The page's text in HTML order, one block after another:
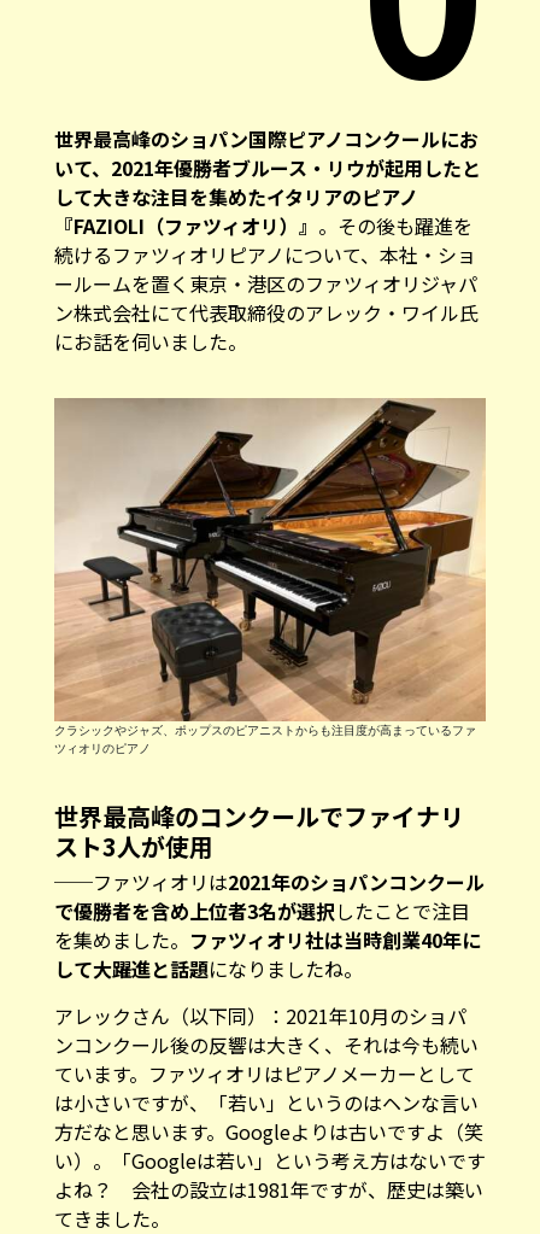
世界最高峰のショパン国際ピアノコンクールにお
いて、2021年優勝者ブルース・リウが起用したと
して大きな注目を集めたイタリアのピアノ
『FAZIOLI（ファツィオリ）』 。その後も躍進を
続けるファツィオリピアノについて、本社・ショ
ールームを置く東京・港区のファツィオリジャパ
ン株式会社にて代表取締役のアレック・ワイル氏
にお話を伺いました。
クラシックやジャズ、ポップスのピアニストからも注目度が高まっているファ
ツィオリのピアノ
世界最高峰のコンクールでファイナリ
スト3人が使用
──ファツィオリは2021年のショパンコンクール
で優勝者を含め上位者3名が選択したことで注目
を集めました。 ファツィオリ社は当時創業40年に
して大躍進と話題になりましたね。
アレックさん（以下同）：2021年10月のショパ
ンコンクール後の反響は大きく、それは今も続い
ています。ファツィオリはピアノメーカーとして
は小さいですが、「若い」というのはヘンな言い
方だなと思います。Googleよりは古いですよ（笑
い）。「Googleは若い」という考え方はないです
よね？ 会社の設立は1981年ですが、歴史は築い
てきました。